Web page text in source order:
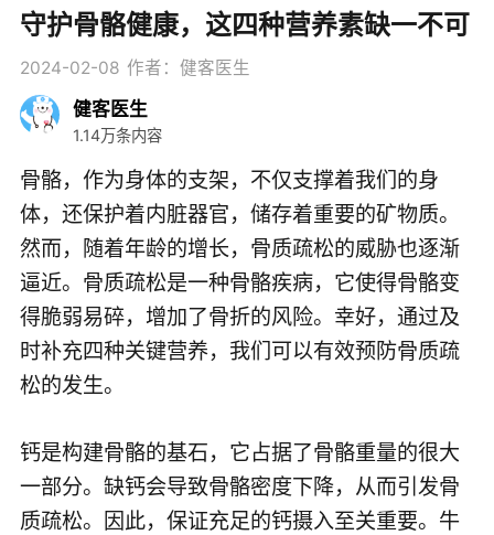
守护骨骼健康，这四种营养素缺一不可
2024-02-08 作者：健客医生
健客医生
1.14万条内容
骨骼，作为身体的支架，不仅支撑着我们的身
体，还保护着内脏器官，储存着重要的矿物质。
然而，随着年龄的增长，骨质疏松的威胁也逐渐
逼近。骨质疏松是一种骨骼疾病，它使得骨骼变
得脆弱易碎，增加了骨折的风险。幸好，通过及
时补充四种关键营养，我们可以有效预防骨质疏
松的发生。
钙是构建骨骼的基石，它占据了骨骼重量的很大
一部分。缺钙会导致骨骼密度下降，从而引发骨
质疏松。因此，保证充足的钙摄入至关重要。牛